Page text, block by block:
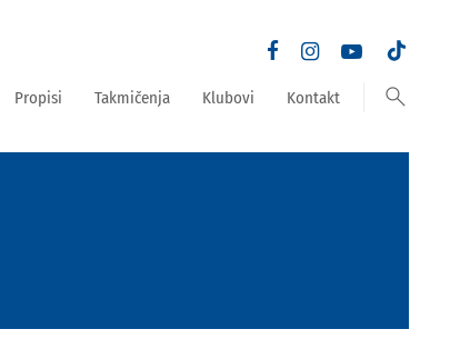
Propisi Takmičenja Klubovi Kontakt search